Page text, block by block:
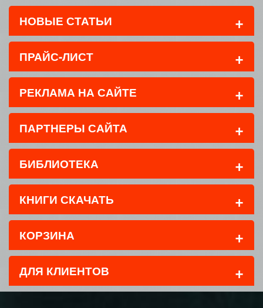
НОВЫЕ СТАТЬИ +
ПРАЙС-ЛИСТ +
РЕКЛАМА НА САЙТЕ +
ПАРТНЕРЫ САЙТА +
БИБЛИОТЕКА +
КНИГИ СКАЧАТЬ +
КОРЗИНА +
ДЛЯ КЛИЕНТОВ +